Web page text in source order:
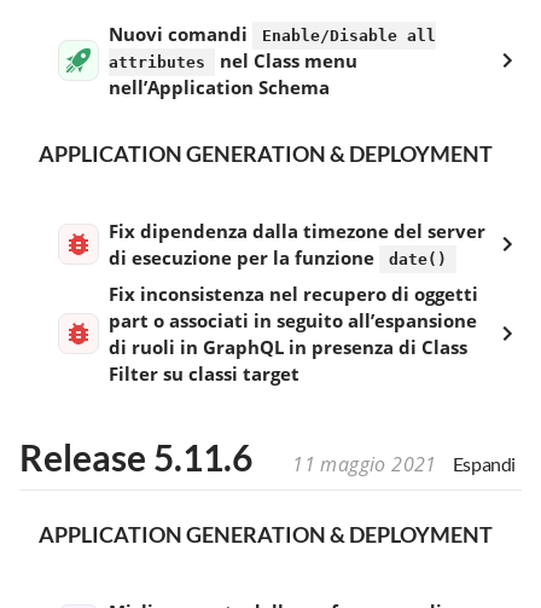
Nuovi comandi
Enable/Disable all
attributes
nel Class menu
nell’Application Schema
APPLICATION GENERATION & DEPLOYMENT
Fix dipendenza dalla timezone del server
di esecuzione per la funzione
date()
Fix inconsistenza nel recupero di oggetti
part o associati in seguito all’espansione
di ruoli in GraphQL in presenza di Class
Filter su classi target
Release 5.11.6 11 maggio 2021 Espandi
APPLICATION GENERATION & DEPLOYMENT